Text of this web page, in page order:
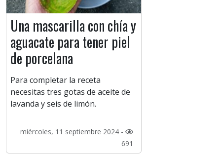
Una mascarilla con chía y
aguacate para tener piel
de porcelana
Para completar la receta
necesitas tres gotas de aceite de
lavanda y seis de limón.
miércoles, 11 septiembre 2024 -
691